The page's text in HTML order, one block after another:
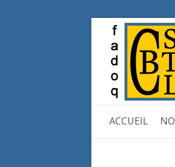
ACCUEIL